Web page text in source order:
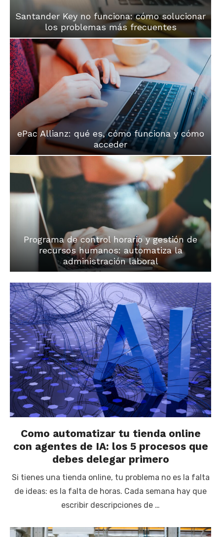
Santander Key no funciona: cómo solucionar
los problemas más frecuentes
ePac Allianz: qué es, cómo funciona y cómo
acceder
Programa de control horario y gestión de
recursos humanos: automatiza la
administración laboral
Como automatizar tu tienda online
con agentes de IA: los 5 procesos que
debes delegar primero
Si tienes una tienda online, tu problema no es la falta
de ideas: es la falta de horas. Cada semana hay que
escribir descripciones de …